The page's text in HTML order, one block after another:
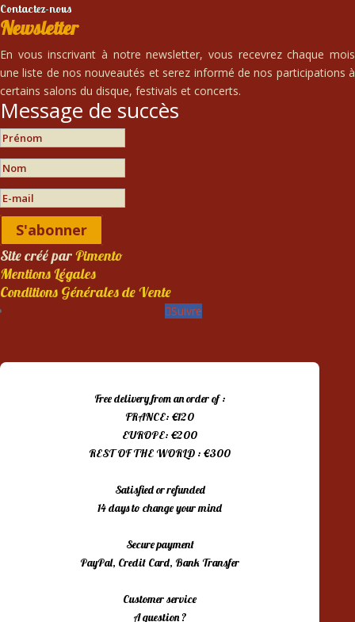
Contactez-nous
Newsletter
En vous inscrivant à notre newsletter, vous recevrez chaque mois
une liste de nos nouveautés et serez informé de nos participations à
certains salons du disque, festivals et concerts.
Message de succès
S'abonner
Site créé parPimento
Mentions Légales
Conditions Générales de Vente
Suivre
Free delivery from an order of :
FRANCE: €120
EUROPE: €200
REST OF THE WORLD : €300
Satisfied or refunded
14 days to change your mind
Secure payment
PayPal, Credit Card, Bank Transfer
Customer service
A question ?